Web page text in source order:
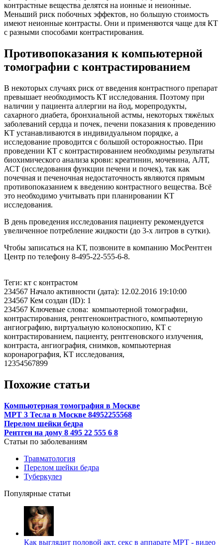
контрастные вещества делятся на ионные и неионные.
Меньший риск побочных эффектов, но большую стоимость
имеют неионные контрасты. Они и применяются чаще для КТ
с разными способами контрастирования.
Противопоказания к компьютерной
томографии с контрастированием
В некоторых случаях риск от введения контрастного препарат
превышает необходимость КТ исследования. Поэтому при
наличии у пациента аллергии на йод, морепродукты,
сахарного диабета, бронхиальной астмы, некоторых тяжёлых
заболеваний сердца и почек, печени показания к проведению
КТ устанавливаются в индивидуальном порядке, а
исследование проводится с большой осторожностью. При
проведении КТ с контрастированием необходимы результаты
биохимического анализа крови: креатинин, мочевина, АЛТ,
АСТ (исследования функции печени и почек), так как
почечная и печеночная недостаточность являются прямым
противопоказанием к введению контрастного вещества. Всё
это необходимо учитывать при планировании КТ
исследования.
В день проведения исследования пациенту рекомендуется
увеличенное потребление жидкости (до 3-х литров в сутки).
Чтобы записаться на КТ, позвоните в компанию МосРентген
Центр по телефону 8-495-22-555-6-8.
Теги: кт с контрастом
234567 Начало активности (дата): 12.02.2016 19:10:00
234567 Кем создан (ID): 1
234567 Ключевые слова: компьютерной томографии,
контрастирования, рентгеноконтрастного, компьютерную
ангиографию, виртуальную колоноскопию, КТ с
контрастированием, пациенту, рентгеновского излучения,
контраста, ангиография, снимков, компьютерная
коронарография, КТ исследования,
12354567899
Похожие статьи
Компьютерная томография в Москве
МРТ 3 Тесла в Москве 84952255568
Перелом шейки бедра
Рентген на дому 8 495 22 555 6 8
Статьи по заболеваниям
Травматология
Перелом шейки бедра
Туберкулез
Популярные статьи
Как выглядит половой акт, секс в аппарате МРТ - видео